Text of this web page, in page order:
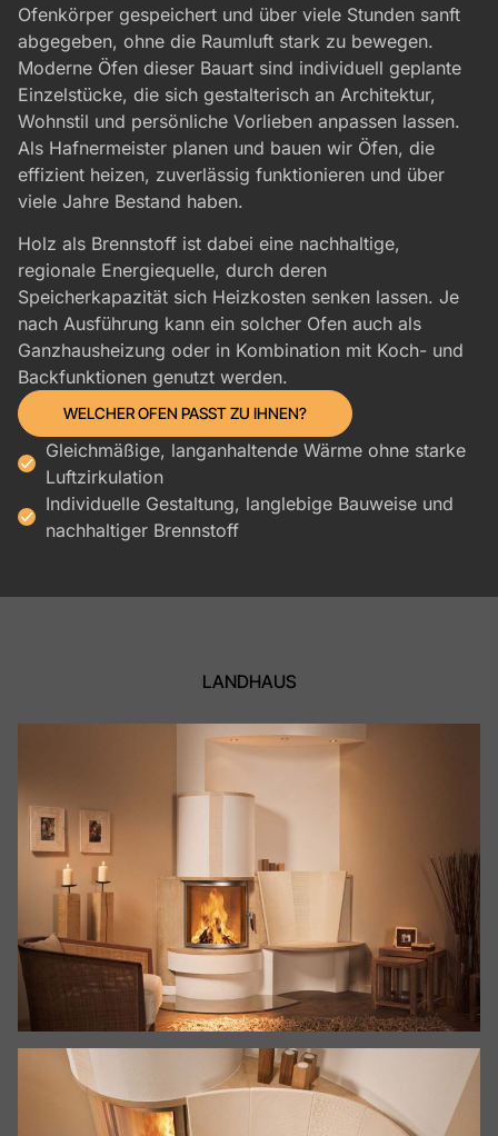
Ofenkörper gespeichert und über viele Stunden sanft
abgegeben, ohne die Raumluft stark zu bewegen.
Moderne Öfen dieser Bauart sind individuell geplante
Einzelstücke, die sich gestalterisch an Architektur,
Wohnstil und persönliche Vorlieben anpassen lassen.
Als Hafnermeister planen und bauen wir Öfen, die
effizient heizen, zuverlässig funktionieren und über
viele Jahre Bestand haben.
Holz als Brennstoff ist dabei eine nachhaltige,
regionale Energiequelle, durch deren
Speicherkapazität sich Heizkosten senken lassen. Je
nach Ausführung kann ein solcher Ofen auch als
Ganzhausheizung oder in Kombination mit Koch- und
Backfunktionen genutzt werden.
WELCHER OFEN PASST ZU IHNEN?
Gleichmäßige, langanhaltende Wärme ohne starke
Luftzirkulation
Individuelle Gestaltung, langlebige Bauweise und
nachhaltiger Brennstoff
LANDHAUS